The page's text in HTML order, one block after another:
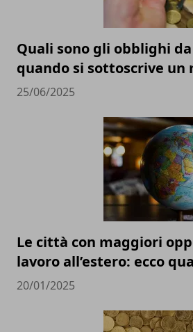
Quali sono gli obblighi
quando si sottoscrive un
25/06/2025
Le città con maggiori
lavoro all’estero: ecco
20/01/2025